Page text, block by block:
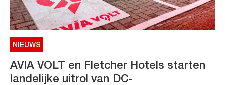
NIEUWS
AVIA VOLT en Fletcher Hotels starten
landelijke uitrol van DC-